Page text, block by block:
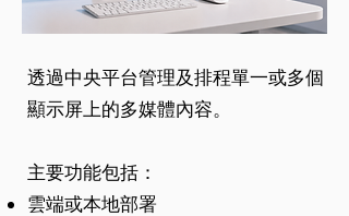
透過中央平台管理及排程單一或多個
顯示屏上的多媒體內容。
主要功能包括：
雲端或本地部署